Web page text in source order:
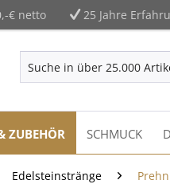
€ netto 25 Jahre
ZUBEHÖR SCHMUCK
Edelsteinstränge